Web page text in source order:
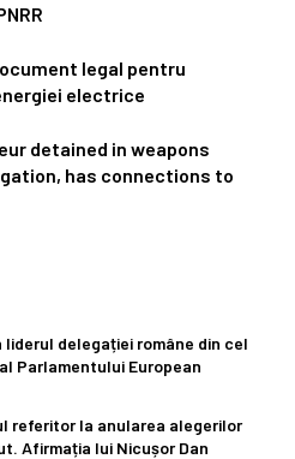
legal pentru
electrice
detained in weapons
has connections to
liderul delegației române din cel
Parlamentului European
referitor la anularea alegerilor
Afirmația lui Nicușor Dan